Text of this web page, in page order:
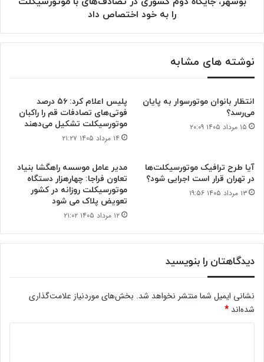
داد
را به خود اختصاص داد
نوشته های مشابه
انتظار بانوان موتورسوار به پایان
می‌رسد؟
۱۵ مرداد ۱۴۰۵ ۲۰:۰۹
پلیس اعلام کرد: ۵۶ درصد
فوتی‌های تصادفات قم را راکبان
موتورسیکلت تشکیل می‌دهند
۱۴ مرداد ۱۴۰۵ ۲۱:۲۷
آیا طرح ترافیک موتورسیکلت‌ها
در تهران قرار است اجرایی شود؟
۱۳ مرداد ۱۴۰۵ ۱۹:۵۶
مدیر عامل موسسه راهگشا بنیاد
تعاون فراجا: چهارهزار دستگاه
موتورسیکلت روزانه در کشور
تعویض پلاک می شود
۱۲ مرداد ۱۴۰۵ ۲۱:۰۲
دیدگاهتان را بنویسید
نشانی ایمیل شما منتشر نخواهد شد. بخش‌های موردنیاز علامت‌گذاری
شده‌اند *